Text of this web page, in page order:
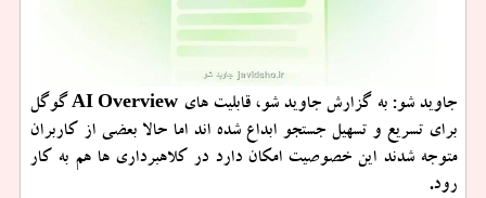
جاوید شو: به گزارش جاوید شو، قابلیت های AI Overview گوگل
برای تسریع و تسهیل جستجو ابداع شده اند اما حالا بعضی از کاربران
متوجه شدند این خصوصیت امکان دارد در کلاهبرداری ها هم به کار
رود.